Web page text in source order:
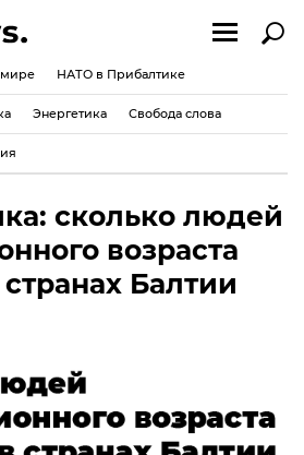
НАТО в Прибалтике
Энергетика Свобода слова
cколько людей
возраста
Балтии